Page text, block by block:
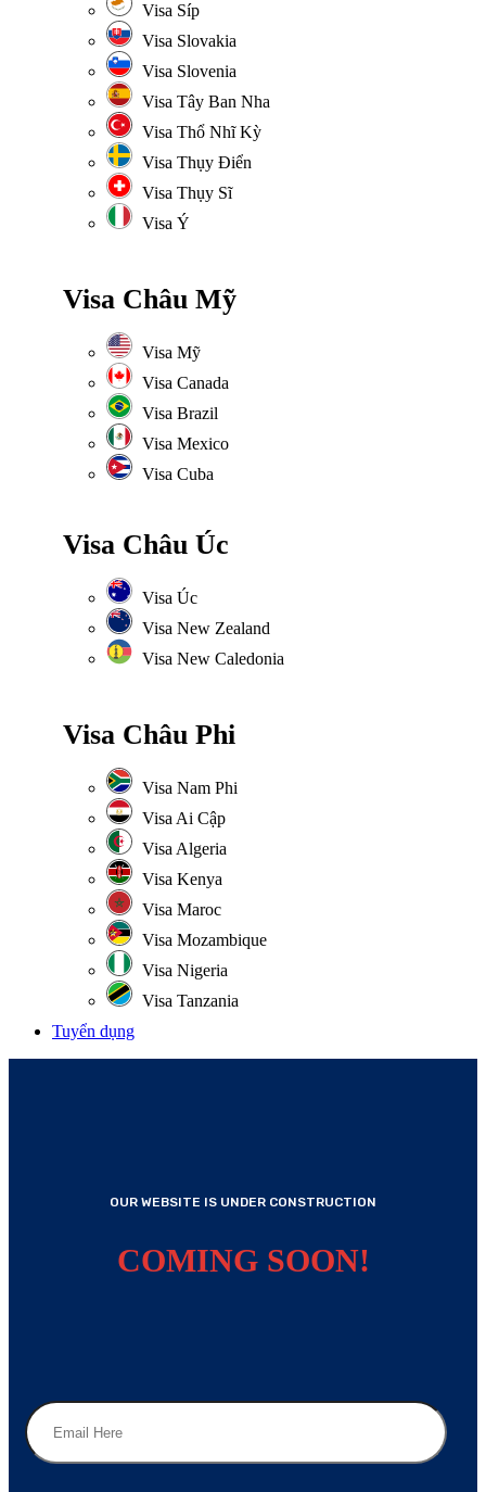
Visa Síp
Visa Slovakia
Visa Slovenia
Visa Tây Ban Nha
Visa Thổ Nhĩ Kỳ
Visa Thụy Điển
Visa Thụy Sĩ
Visa Ý
Visa Châu Mỹ
Visa Mỹ
Visa Canada
Visa Brazil
Visa Mexico
Visa Cuba
Visa Châu Úc
Visa Úc
Visa New Zealand
Visa New Caledonia
Visa Châu Phi
Visa Nam Phi
Visa Ai Cập
Visa Algeria
Visa Kenya
Visa Maroc
Visa Mozambique
Visa Nigeria
Visa Tanzania
Tuyển dụng
OUR WEBSITE IS UNDER CONSTRUCTION
COMING SOON!